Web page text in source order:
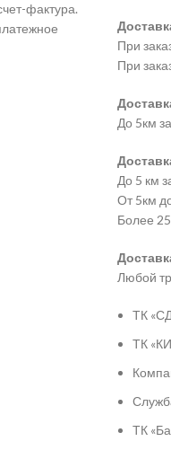
фактура.
При
При
До 5км
До 5 км
От 5км
Более
Любой
ТК
ТК
ТК